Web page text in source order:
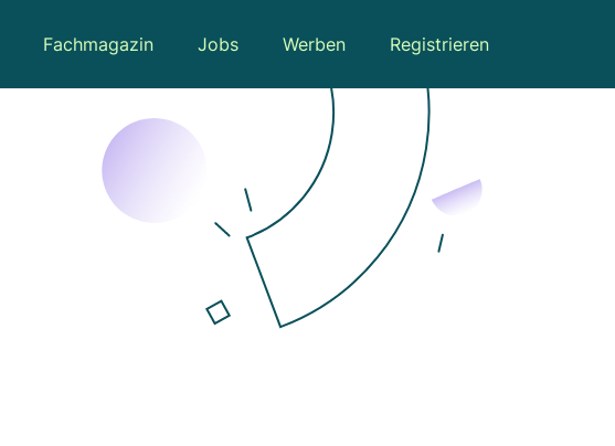
Fachmagazin Jobs Werben Registrieren